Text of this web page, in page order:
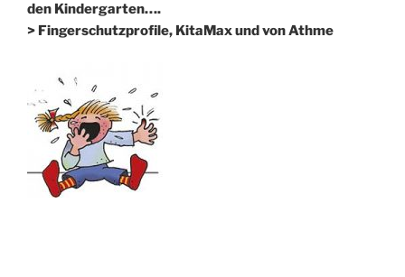
den Kindergarten….
> Fingerschutzprofile, KitaMax und von Athme